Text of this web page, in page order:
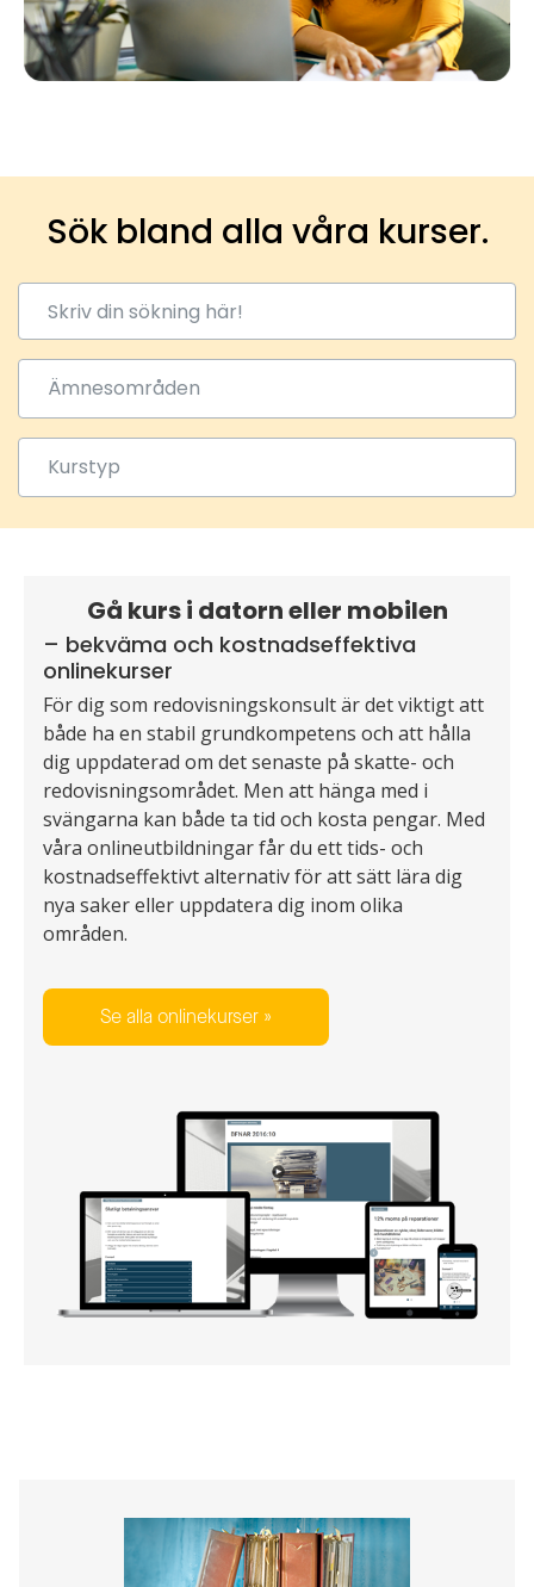
Sök bland alla våra kurser.
Gå kurs i datorn eller mobilen
– bekväma och kostnadseffektiva
onlinekurser
För dig som redovisningskonsult är det viktigt att
både ha en stabil grundkompetens och att hålla
dig uppdaterad om det senaste på skatte- och
redovisningsområdet. Men att hänga med i
svängarna kan både ta tid och kosta pengar. Med
våra onlineutbildningar får du ett tids- och
kostnadseffektivt alternativ för att sätt lära dig
nya saker eller uppdatera dig inom olika
områden.
Se alla onlinekurser »